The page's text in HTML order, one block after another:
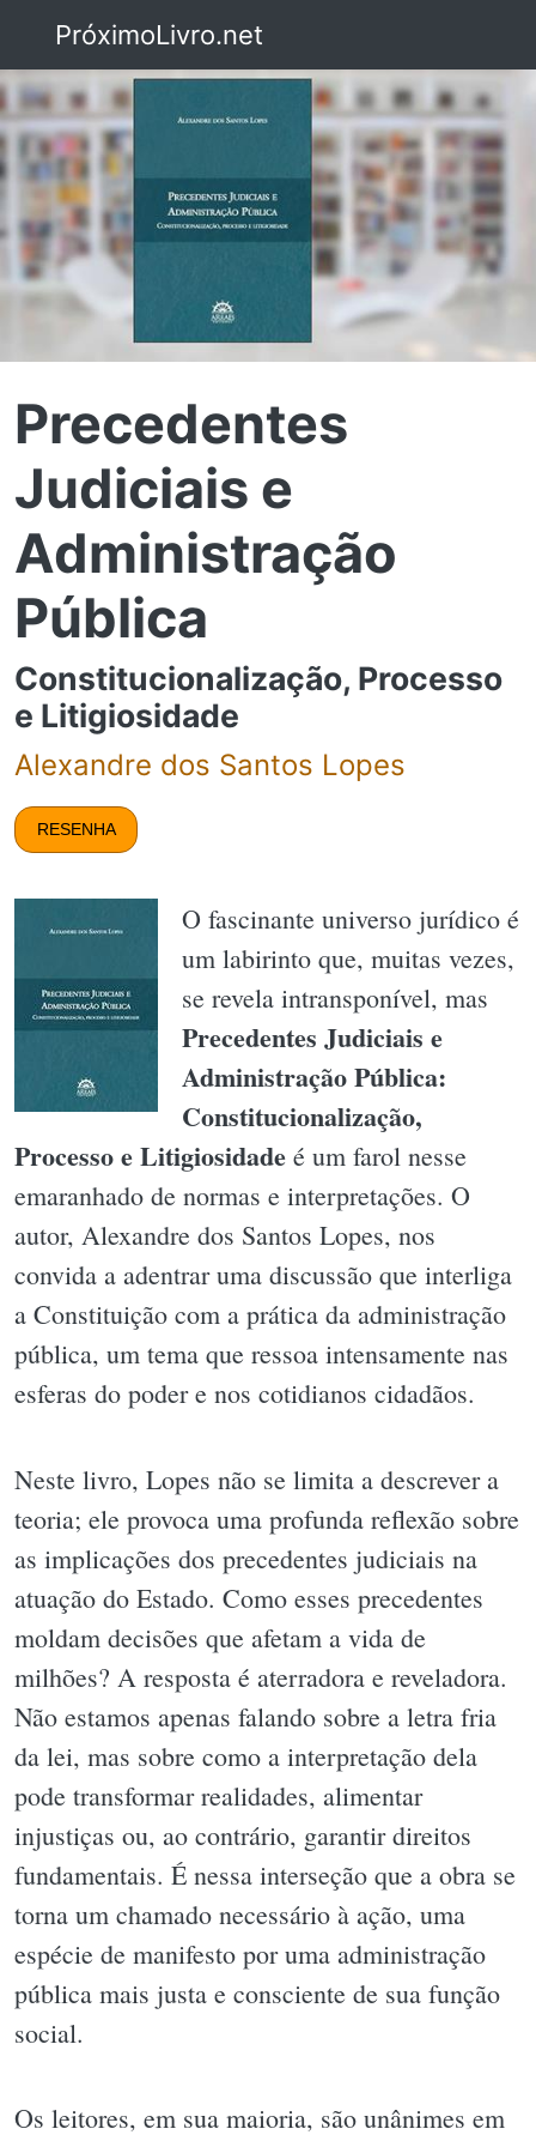
PróximoLivro.net
Precedentes
Judiciais e
Administração
Pública
Constitucionalização, Processo
e Litigiosidade
Alexandre dos Santos Lopes
RESENHA
O fascinante universo jurídico é
um labirinto que, muitas vezes,
se revela intransponível, mas
Precedentes Judiciais e
Administração Pública:
Constitucionalização,
Processo e Litigiosidade é um farol nesse
emaranhado de normas e interpretações. O
autor, Alexandre dos Santos Lopes, nos
convida a adentrar uma discussão que interliga
a Constituição com a prática da administração
pública, um tema que ressoa intensamente nas
esferas do poder e nos cotidianos cidadãos.
Neste livro, Lopes não se limita a descrever a
teoria; ele provoca uma profunda reflexão sobre
as implicações dos precedentes judiciais na
atuação do Estado. Como esses precedentes
moldam decisões que afetam a vida de
milhões? A resposta é aterradora e reveladora.
Não estamos apenas falando sobre a letra fria
da lei, mas sobre como a interpretação dela
pode transformar realidades, alimentar
injustiças ou, ao contrário, garantir direitos
fundamentais. É nessa interseção que a obra se
torna um chamado necessário à ação, uma
espécie de manifesto por uma administração
pública mais justa e consciente de sua função
social.
Os leitores, em sua maioria, são unânimes em